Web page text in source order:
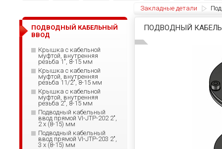
Закладные детали
ПОДВОДНЫЙ
ПОДВОДНЫЙ КАБЕЛЬНЫЙ
ВВОД
Крышка с кабельной
муфтой, внутренняя
резьба 1", 8-15 мм
Крышка с кабельной
муфтой, внутренняя
резьба 11/2", 8-15 мм
Крышка с кабельной
муфтой, внутренняя
резьба 2", 8-15 мм
Подводный кабельный
ввод прямой VI-JTP-202 2",
2 x (8-15) мм
Подводный кабельный
ввод прямой VI-JTP-203 2",
3 x (8-15) мм